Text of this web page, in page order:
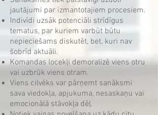
jautājumi par izmantotajiem procesiem.
Indivīdi uzsāk potenciāli strīdīgus
tematus, par kuriem varbūt būtu
nepieciešams diskutēt, bet, kuri nav
šobrīd aktuāli.
Komandas locekļi demoralizē viens otru
vai uzbrūk viens otram.
Viens cilvēks var pārņemt sanāksmi
sava viedokļa, apjukuma, nesaskaņu vai
emocionālā stāvokļa dēļ.